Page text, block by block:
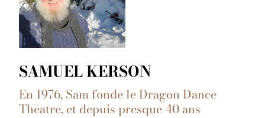
SAMUEL KERSON
En 1976, Sam fonde le Dragon Dance
Theatre, et depuis presque 40 ans